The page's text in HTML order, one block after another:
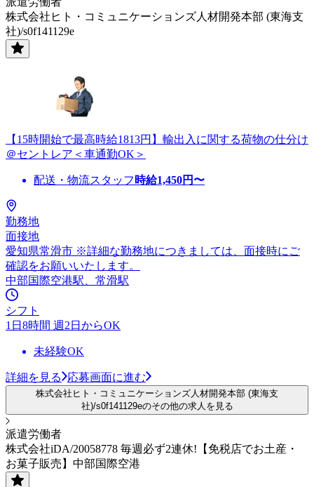
株式会社ヒト・コミュニケーションズ人材開発本部 (東海支
社)/s0f141129e
【15時開始で最高時給1813円】輸出入に関する荷物の仕分け
＠セントレア＜車通勤OK＞
配送・物流スタッフ 時給1,450円〜
勤務地
面接地
愛知県常滑市 ※詳細な勤務地につきましては、面接時にご
確認をお願いいたします。
中部国際空港駅、常滑駅
シフト
1日8時間 週2日からOK
未経験OK
詳細を見る 応募画面に進む
株式会社ヒト・コミュニケーションズ人材開発本部 (東海支
社)/s0f141129eのその他の求人を見る
派遣労働者
株式会社iDA/20058778 毎週必ず2連休!【免税店でお土産・
お菓子販売】中部国際空港